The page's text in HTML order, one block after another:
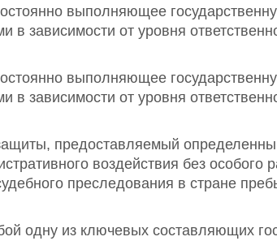
выполняющее
зависимости от уровня
выполняющее
зависимости от уровня
предоставляемый
воздействия без особого
преследования в стране
одну из ключевых составляющих